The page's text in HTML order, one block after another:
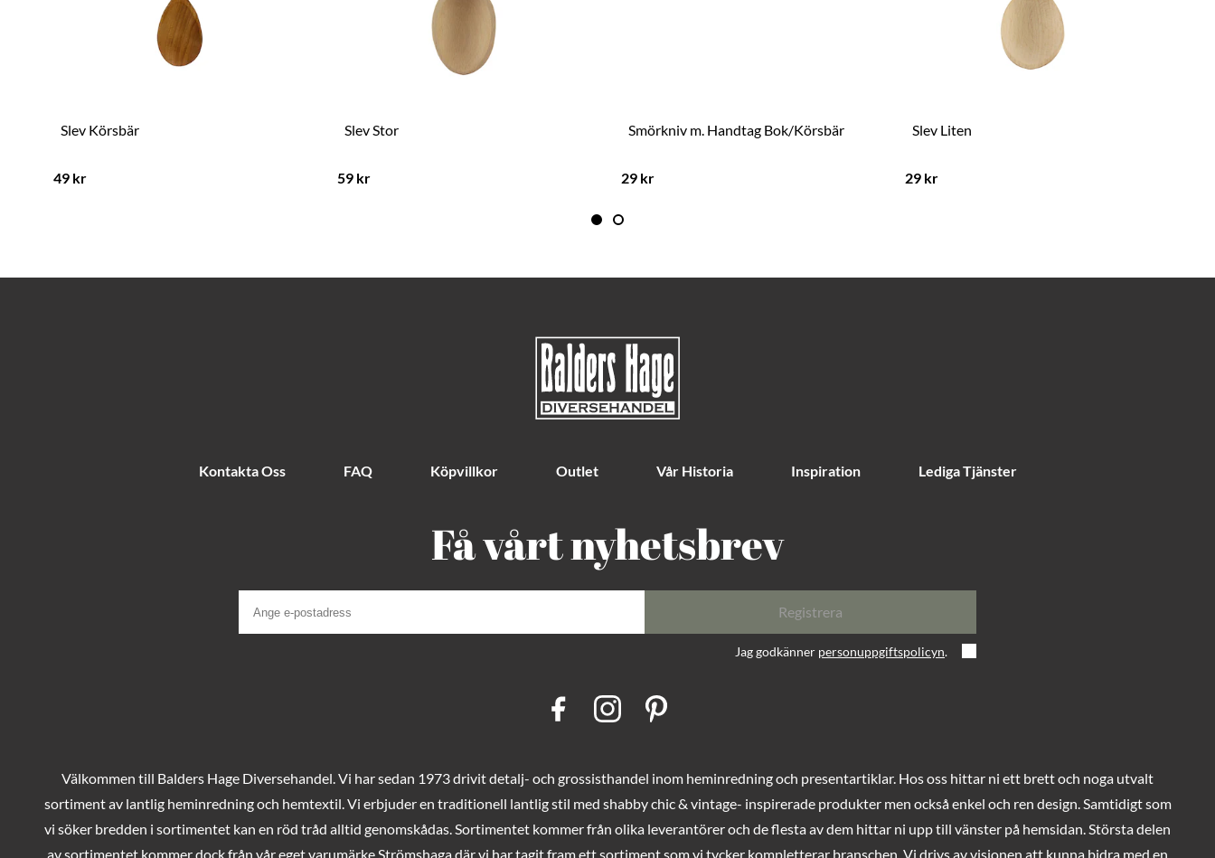
Slev Körsbär
49 kr
Slev Stor
59 kr
Smörkniv m. Handtag Bok/Körsbär
29 kr
Slev Liten
29 kr
Kontakta Oss FAQ Köpvillkor Outlet Vår Historia Inspiration Lediga Tjänster
Få vårt nyhetsbrev
Registrera
Jag godkänner personuppgiftspolicyn.
o
o
k
I
n
g
r
a
r
e
s
Välkommen till Balders Hage Diversehandel. Vi har sedan 1973 drivit detalj- och grossisthandel inom heminredning och presentartiklar. Hos oss hittar ni ett brett och noga utvalt
sortiment av lantlig heminredning och hemtextil. Vi erbjuder en traditionell lantlig stil med shabby chic & vintage- inspirerade produkter men också enkel och ren design. Samtidigt som
vi söker bredden i sortimentet kan en röd tråd alltid genomskådas. Sortimentet kommer från olika leverantörer och de flesta av dem hittar ni upp till vänster på hemsidan. Största delen
av sortimentet kommer dock från vår eget varumärke Strömshaga där vi har tagit fram ett sortiment som vi tycker kompletterar branschen. Vi drivs av visionen att kunna bidra med en